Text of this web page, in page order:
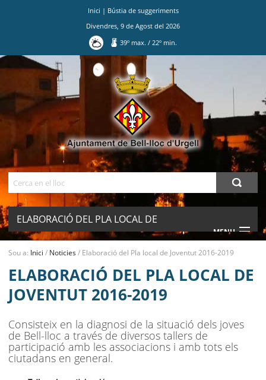
Inici | Bústia de suggeriments
Divendres 9 de Agost del 2026
39º max./ 22º min.
ELABORACIÓ DEL PLA LOCAL DE
JOVENTUT 2016-2019
MENU
AJUNTAMENT
MUNICIPI
SEU ELECTRÒNICA
BELL-LLOC SOLUCIONA
Sou a: Inici / Noticies/ Elaboració del Pla local de Joventut 2016-2019
ELABORACIÓ DEL PLA LOCAL DE
JOVENTUT 2016-2019
Consisteix en la diagnosi de la situació dels joves
de Bell-lloc a través de diversos tallers de
participació amb les associacions i amb tots els
ciutadans en general.